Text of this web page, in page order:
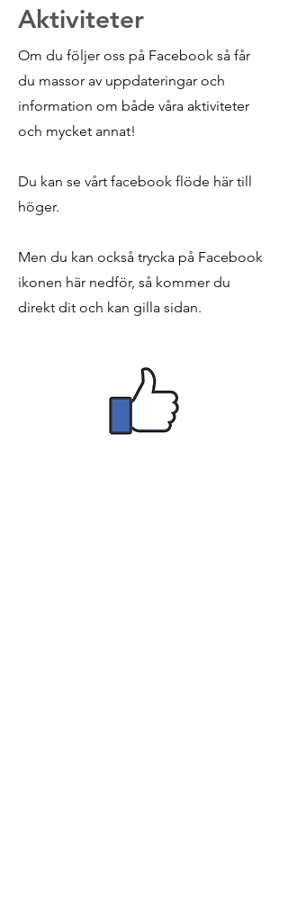
Aktiviteter
Om du följer oss på Facebook så får
du massor av uppdateringar och
information om både våra aktiviteter
och mycket annat!
Du kan se vårt facebook flöde här till
höger.
Men du kan också trycka på Facebook
ikonen här nedför, så kommer du
direkt dit och kan gilla sidan.